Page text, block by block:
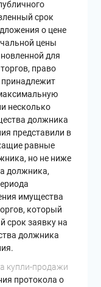
срок
о цене
цены
для
право
несколько
должника
представили в
равные
но не ниже
должника,
имущества
который
срок заявку на
должника
купли-продажи
протокола о